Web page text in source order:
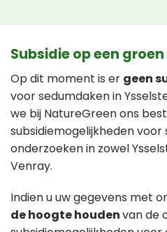
Subsidie op een
Op dit moment is er geen
voor sedumdaken in
we bij NatureGreen ons
subsidiemogelijkheden
onderzoeken in zowel
Venray.
Indien u uw gegevens met
de hoogte houdenvan de